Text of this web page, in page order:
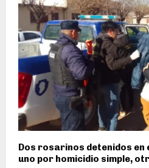
Dos rosarinos detenidos en
uno por homicidio simple,